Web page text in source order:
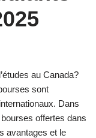
au Canada?
sont
Dans
offertes dans
avantages et le